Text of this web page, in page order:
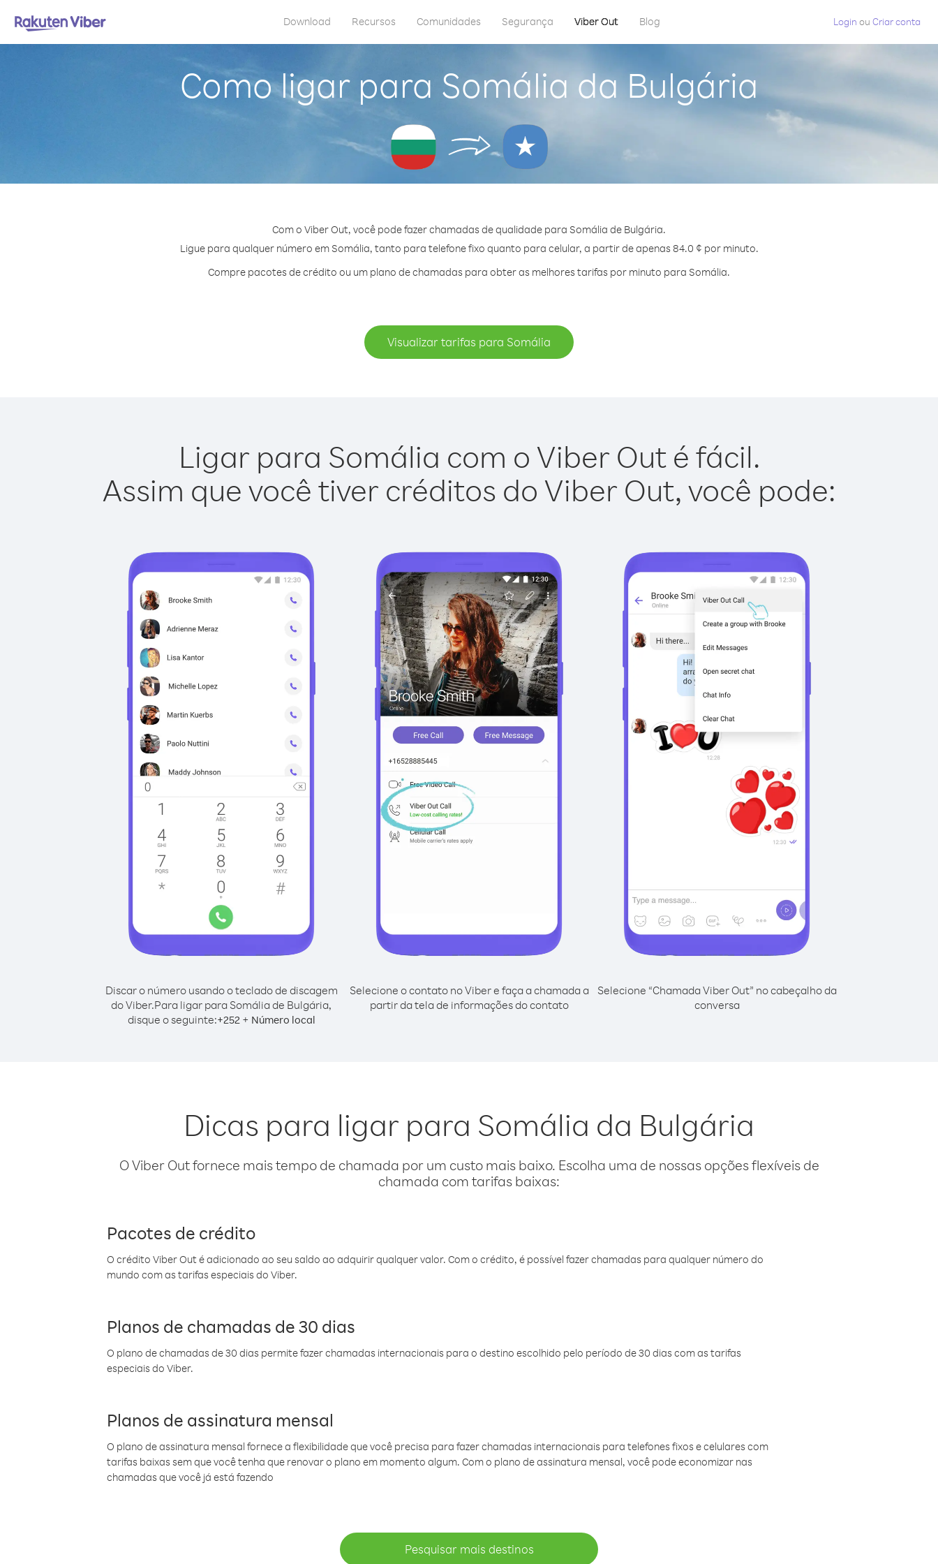
Download Recursos Comunidades Segurança Viber Out Blog Login ou Criar conta
Como ligar para Somália da Bulgária
Com o Viber Out, você pode fazer chamadas de qualidade para Somália de Bulgária.
Ligue para qualquer número em Somália, tanto para telefone fixo quanto para celular, a partir de apenas 84.0 ¢ por minuto.
Compre pacotes de crédito ou um plano de chamadas para obter as melhores tarifas por minuto para Somália.
Visualizar tarifas para Somália
Ligar para Somália com o Viber Out é fácil.
Assim que você tiver créditos do Viber Out, você pode:
Discar o número usando o teclado de discagem
do Viber.Para ligar para Somália de Bulgária,
disque o seguinte:+252+ Número local
Selecione o contato no Viber e faça a chamada a
partir da tela de informações do contato
Selecione “Chamada Viber Out” no cabeçalho da
conversa
Dicas para ligar para Somália da Bulgária
O Viber Out fornece mais tempo de chamada por um custo mais baixo. Escolha uma de nossas opções flexíveis de
chamada com tarifas baixas:
Pacotes de crédito
O crédito Viber Out é adicionado ao seu saldo ao adquirir qualquer valor. Com o crédito, é possível fazer chamadas para qualquer número do
mundo com as tarifas especiais do Viber.
Planos de chamadas de 30 dias
O plano de chamadas de 30 dias permite fazer chamadas internacionais para o destino escolhido pelo período de 30 dias com as tarifas
especiais do Viber.
Planos de assinatura mensal
O plano de assinatura mensal fornece a flexibilidade que você precisa para fazer chamadas internacionais para telefones fixos e celulares com
tarifas baixas sem que você tenha que renovar o plano em momento algum. Com o plano de assinatura mensal, você pode economizar nas
chamadas que você já está fazendo
Pesquisar mais destinos